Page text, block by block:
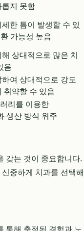
지 못함
한 틈이 발생할 수 있
가능성 높음
상대적으로 많은 치
음
여 상대적으로 강도
취약할 수 있음
리를 이용한
생산 방식 위주
갖는 것이 중요합니다.
중하게 치과를 선택해